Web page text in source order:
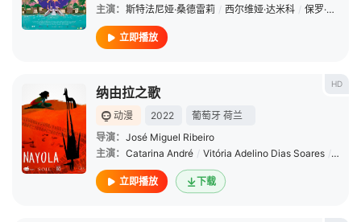
主演： 斯特法尼娅·桑德雷莉 / 西尔维娅·达米科 / 保罗·罗西
立即播放
HD
纳由拉之歌
动漫 2022 葡萄牙 荷兰
导演： José Miguel Ribeiro
主演： Catarina André / Vitória Adelino Dias Soares /
立即播放 下载